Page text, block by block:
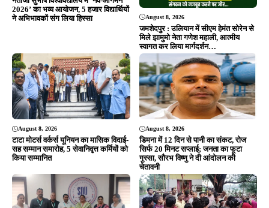
2026’ का भव्य आयोजन, 5 हजार विद्यार्थियों
ने अभिभावकों संग लिया हिस्सा
August 8, 2026
जमशेदपुर : उलियान में सीएम हेमंत सोरेन से
मिले झामुमो नेता गणेश महाली, आत्मीय
स्वागत कर लिया मार्गदर्शन…
August 8, 2026
टाटा मोटर्स वर्कर्स यूनियन का मासिक विदाई-
सह सम्मान समारोह, 5 सेवानिवृत्त कर्मियों को
किया सम्मानित
August 8, 2026
डिमना में 12 दिन से पानी का संकट, रोज
सिर्फ 20 मिनट सप्लाई; जनता का फूटा
गुस्सा, सौरभ विष्णु ने दी आंदोलन की
चेतावनी